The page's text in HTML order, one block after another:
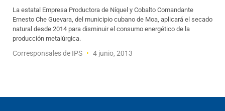
La estatal Empresa Productora de Níquel y Cobalto Comandante
Ernesto Che Guevara, del municipio cubano de Moa, aplicará el secado
natural desde 2014 para disminuir el consumo energético de la
producción metalúrgica.
Corresponsales de IPS 4 junio, 2013